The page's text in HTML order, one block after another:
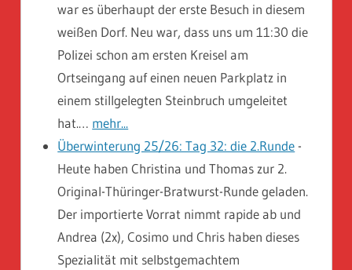
war es überhaupt der erste Besuch in diesem
weißen Dorf. Neu war, dass uns um 11:30 die
Polizei schon am ersten Kreisel am
Ortseingang auf einen neuen Parkplatz in
einem stillgelegten Steinbruch umgeleitet
hat.… mehr...
Überwinterung 25/26: Tag 32: die 2.Runde -
Heute haben Christina und Thomas zur 2.
Original-Thüringer-Bratwurst-Runde geladen.
Der importierte Vorrat nimmt rapide ab und
Andrea (2x), Cosimo und Chris haben dieses
Spezialität mit selbstgemachtem